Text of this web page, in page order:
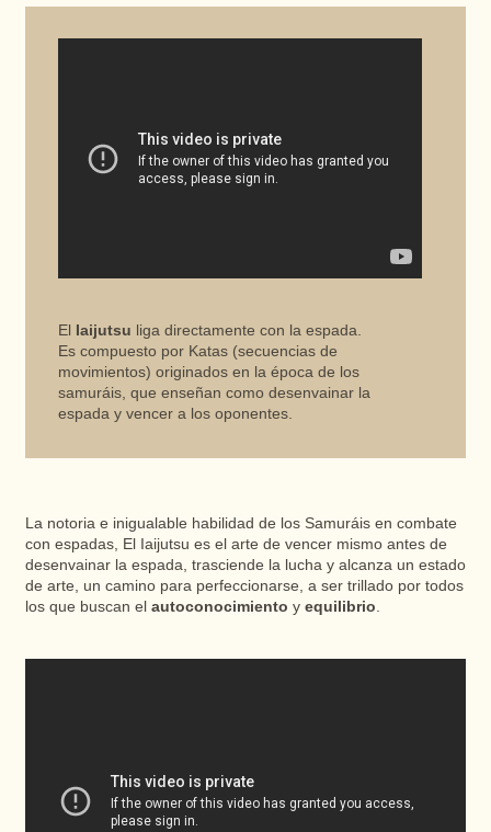
El Iaijutsu liga directamente con la espada.
Es compuesto por Katas (secuencias de
movimientos) originados en la época de los
samuráis, que enseñan como desenvainar la
espada y vencer a los oponentes.
La notoria e inigualable habilidad de los Samuráis en combate
con espadas, El Iaijutsu es el arte de vencer mismo antes de
desenvainar la espada, trasciende la lucha y alcanza un estado
de arte, un camino para perfeccionarse, a ser trillado por todos
los que buscan el autoconocimiento y equilibrio.